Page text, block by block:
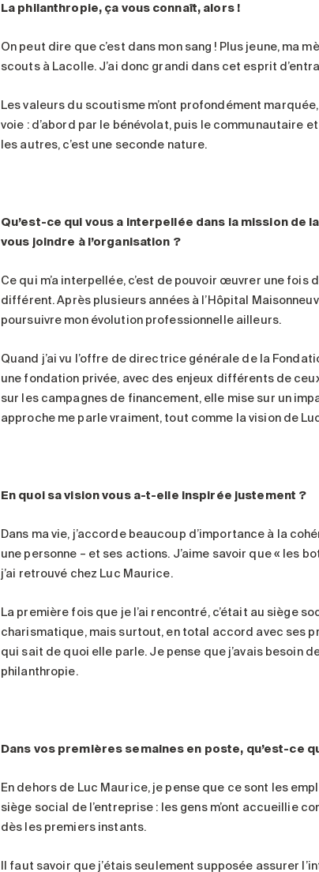
La philanthropie, ça vous connaît, alors !
On peut dire que c’est dans mon sang ! Plus jeune, ma
scouts à Lacolle. J’ai donc grandi dans cet esprit
Les valeurs du scoutisme m’ont profondément
voie : d’abord par le bénévolat, puis le communautaire
les autres, c’est une seconde nature.
Qu’est-ce qui vous a interpellée dans la mission de
vous joindre à l’organisation ?
Ce qui m’a interpellée, c’est de pouvoir œuvrer une
différent. Après plusieurs années à l’Hôpital
poursuivre mon évolution professionnelle ailleurs.
Quand j’ai vu l’offre de directrice générale de la
une fondation privée, avec des enjeux différents de
sur les campagnes de financement, elle mise sur un
approche me parle vraiment, tout comme la vision de
En quoi sa vision vous a-t-elle inspirée justement ?
Dans ma vie, j’accorde beaucoup d’importance à la
une personne – et ses actions. J’aime savoir que « les
j’ai retrouvé chez Luc Maurice.
La première fois que je l’ai rencontré, c’était au siège
charismatique, mais surtout, en total accord avec ses
qui sait de quoi elle parle. Je pense que j’avais besoin
philanthropie.
Dans vos premières semaines en poste, qu’est-ce
En dehors de Luc Maurice, je pense que ce sont les
siège social de l’entreprise : les gens m’ont accueillie
dès les premiers instants.
Il faut savoir que j’étais seulement supposée assurer